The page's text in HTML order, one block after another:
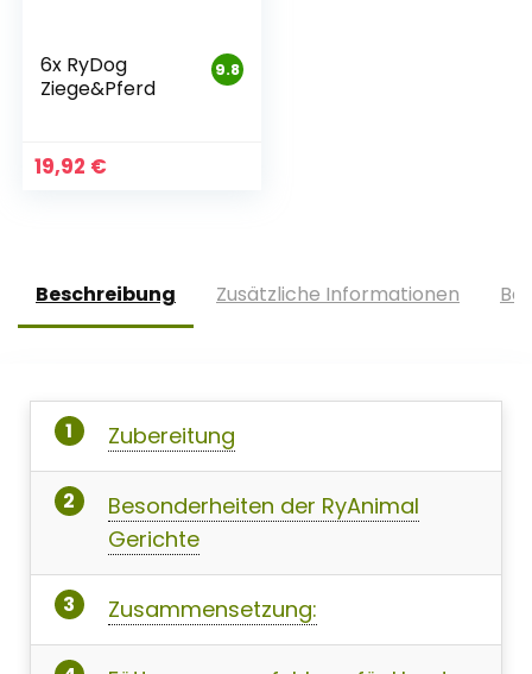
9.8
6x RyDog
Ziege&Pferd
19,92 €
Beschreibung Zusätzliche Informationen
Zubereitung
Besonderheiten der RyAnimal
Gerichte
Zusammensetzung: